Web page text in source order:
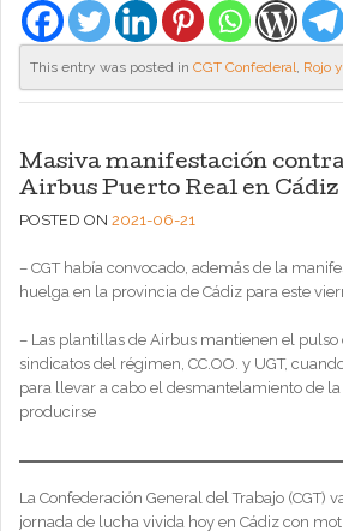
This entry was posted in CGT Confederal, Rojo
Masiva manifestación
Airbus Puerto Real en Cádiz
POSTED ON 2021-06-21
– CGT había convocado, además de la
huelga en la provincia de Cádiz para este
– Las plantillas de Airbus mantienen el
sindicatos del régimen, CC.OO. y UGT,
para llevar a cabo el desmantelamiento de
producirse
La Confederación General del Trabajo (CGT)
jornada de lucha vivida hoy en Cádiz con